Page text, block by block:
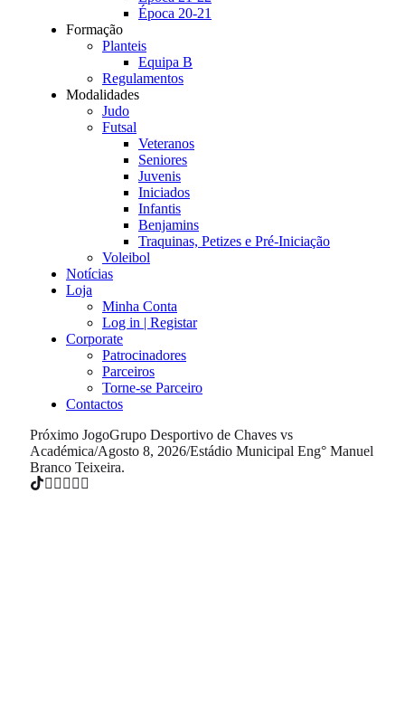
Época 20-21
Formação
Planteis
Equipa B
Regulamentos
Modalidades
Judo
Futsal
Veteranos
Seniores
Juvenis
Iniciados
Infantis
Benjamins
Traquinas, Petizes e Pré-Iniciação
Voleibol
Notícias
Loja
Minha Conta
Log in | Registar
Corporate
Patrocinadores
Parceiros
Torne-se Parceiro
Contactos
Próximo JogoGrupo Desportivo de Chaves vs
Académica/Agosto 8, 2026/Estádio Municipal Eng° Manuel
Branco Teixeira.